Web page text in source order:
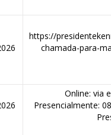
https://
chamada-para-
Online: via
Presencialmente: